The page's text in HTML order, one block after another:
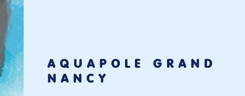
AQUAPÔLE GRAND
NANCY